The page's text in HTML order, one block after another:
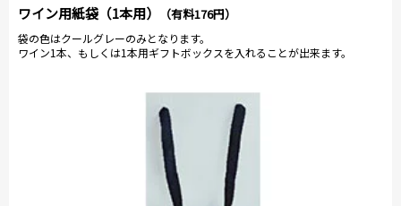
ワイン用紙袋（1本用） （有料176円）
袋の色はクールグレーのみとなります。
ワイン1本、もしくは1本用ギフトボックスを入れることが出来ます。